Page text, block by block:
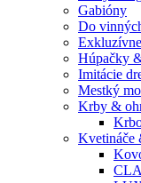
Gabióny
Do
Húpačky
Imitácie
Mestký
Krby &
Kvetináče